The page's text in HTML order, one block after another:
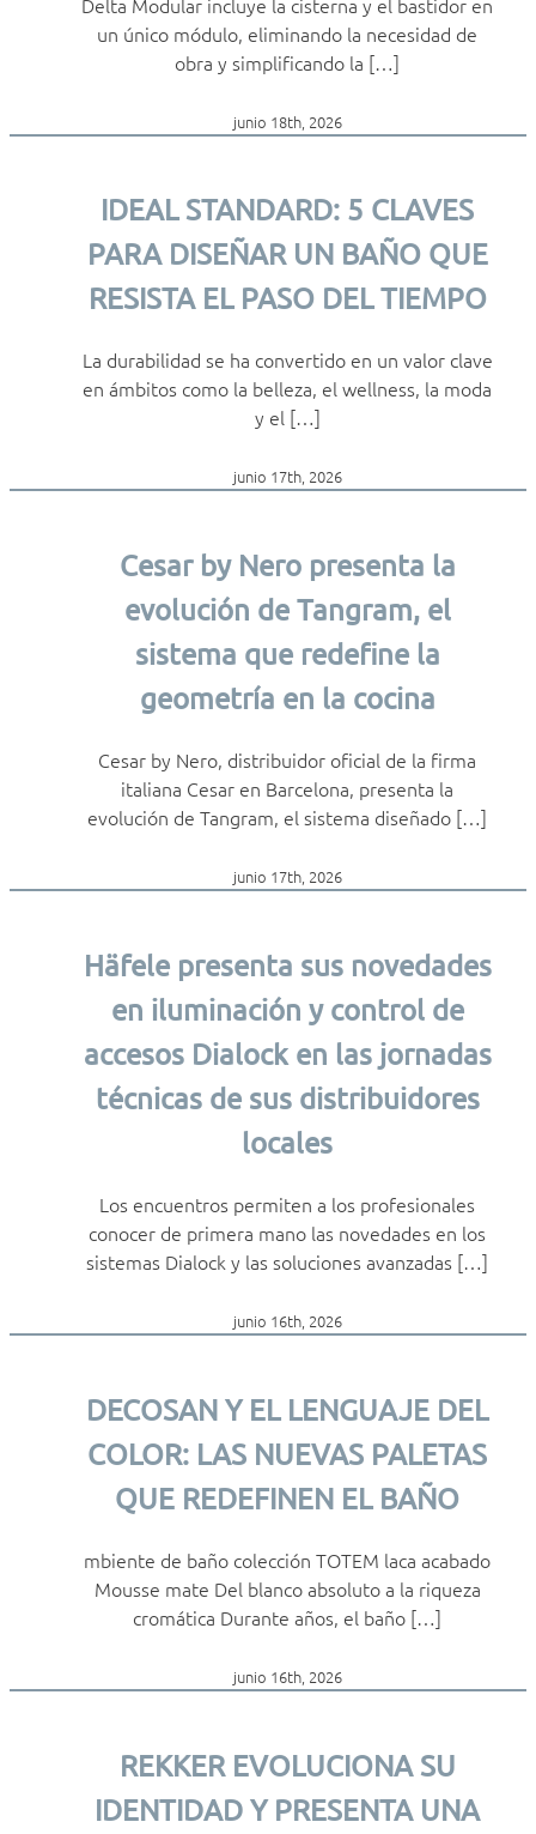
un único módulo, eliminando la necesidad de
obra y simplificando la […]
junio 18th, 2026
IDEAL STANDARD: 5 CLAVES
PARA DISEÑAR UN BAÑO QUE
RESISTA EL PASO DEL TIEMPO
La durabilidad se ha convertido en un valor clave
en ámbitos como la belleza, el wellness, la moda
y el […]
junio 17th, 2026
Cesar by Nero presenta la
evolución de Tangram, el
sistema que redefine la
geometría en la cocina
Cesar by Nero, distribuidor oficial de la firma
italiana Cesar en Barcelona, presenta la
evolución de Tangram, el sistema diseñado […]
junio 17th, 2026
Häfele presenta sus novedades
en iluminación y control de
accesos Dialock en las jornadas
técnicas de sus distribuidores
locales
Los encuentros permiten a los profesionales
conocer de primera mano las novedades en los
sistemas Dialock y las soluciones avanzadas […]
junio 16th, 2026
DECOSAN Y EL LENGUAJE DEL
COLOR: LAS NUEVAS PALETAS
QUE REDEFINEN EL BAÑO
mbiente de baño colección TOTEM laca acabado
Mousse mate Del blanco absoluto a la riqueza
cromática Durante años, el baño […]
junio 16th, 2026
REKKER EVOLUCIONA SU
IDENTIDAD Y PRESENTA UNA